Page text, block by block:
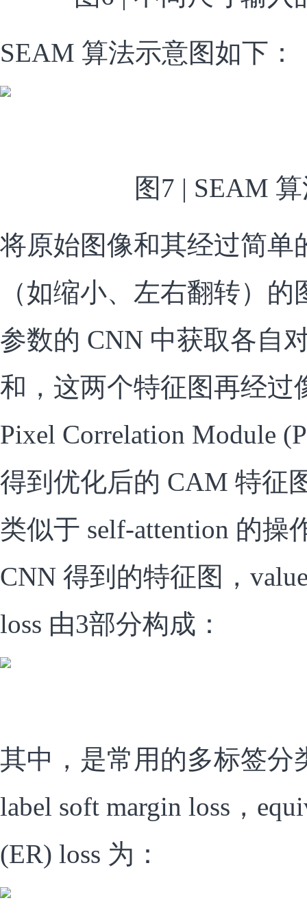
SEAM 算法示意图如下：
图7 | SEAM
将原始图像和其经过简单
（如缩小、左右翻转）
参数的 CNN 中获取各自
和，这两个特征图再经过
Pixel Correlation Module
得到优化后的 CAM 特征
类似于 self-attention 的操
CNN 得到的特征图，
loss 由3部分构成：
其中，是常用的多标签分
label soft margin loss，
(ER) loss 为：